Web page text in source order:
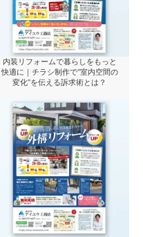
内装リフォームで暮らしをもっと
快適に｜チラシ制作で“室内空間の
変化”を伝える訴求術とは？